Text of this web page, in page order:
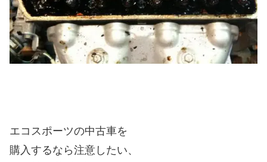
エコスポーツの中古車を
購入するなら注意したい、